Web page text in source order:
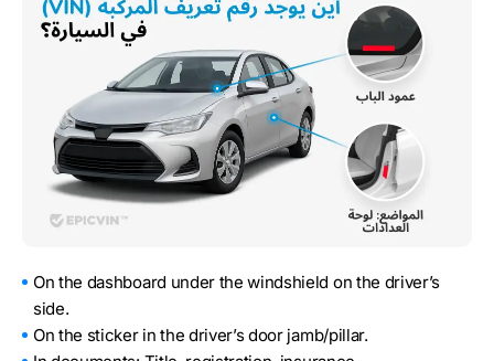
On the dashboard under the windshield on the driver’s
side.
On the sticker in the driver’s door jamb/pillar.